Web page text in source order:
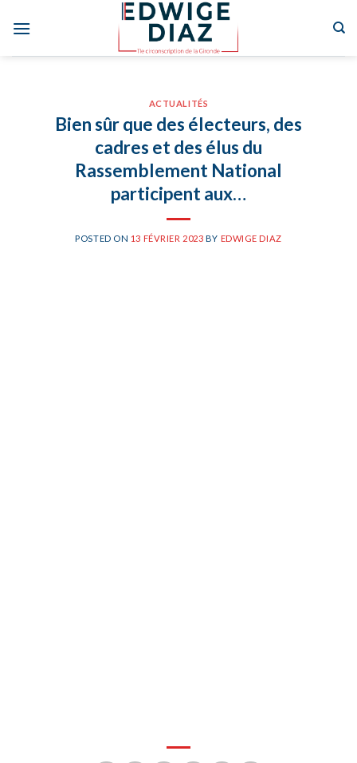
ACTUALITÉS
Bien sûr que des électeurs, des
cadres et des élus du
Rassemblement National
participent aux…
POSTED ON 13 FÉVRIER 2023 BY EDWIGE DIAZ